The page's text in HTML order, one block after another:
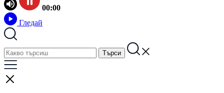
00:00
Гледай